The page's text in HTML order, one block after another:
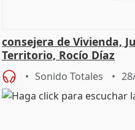
consejera de Vivienda,
Territorio, Rocío Díaz
Sonido Totales